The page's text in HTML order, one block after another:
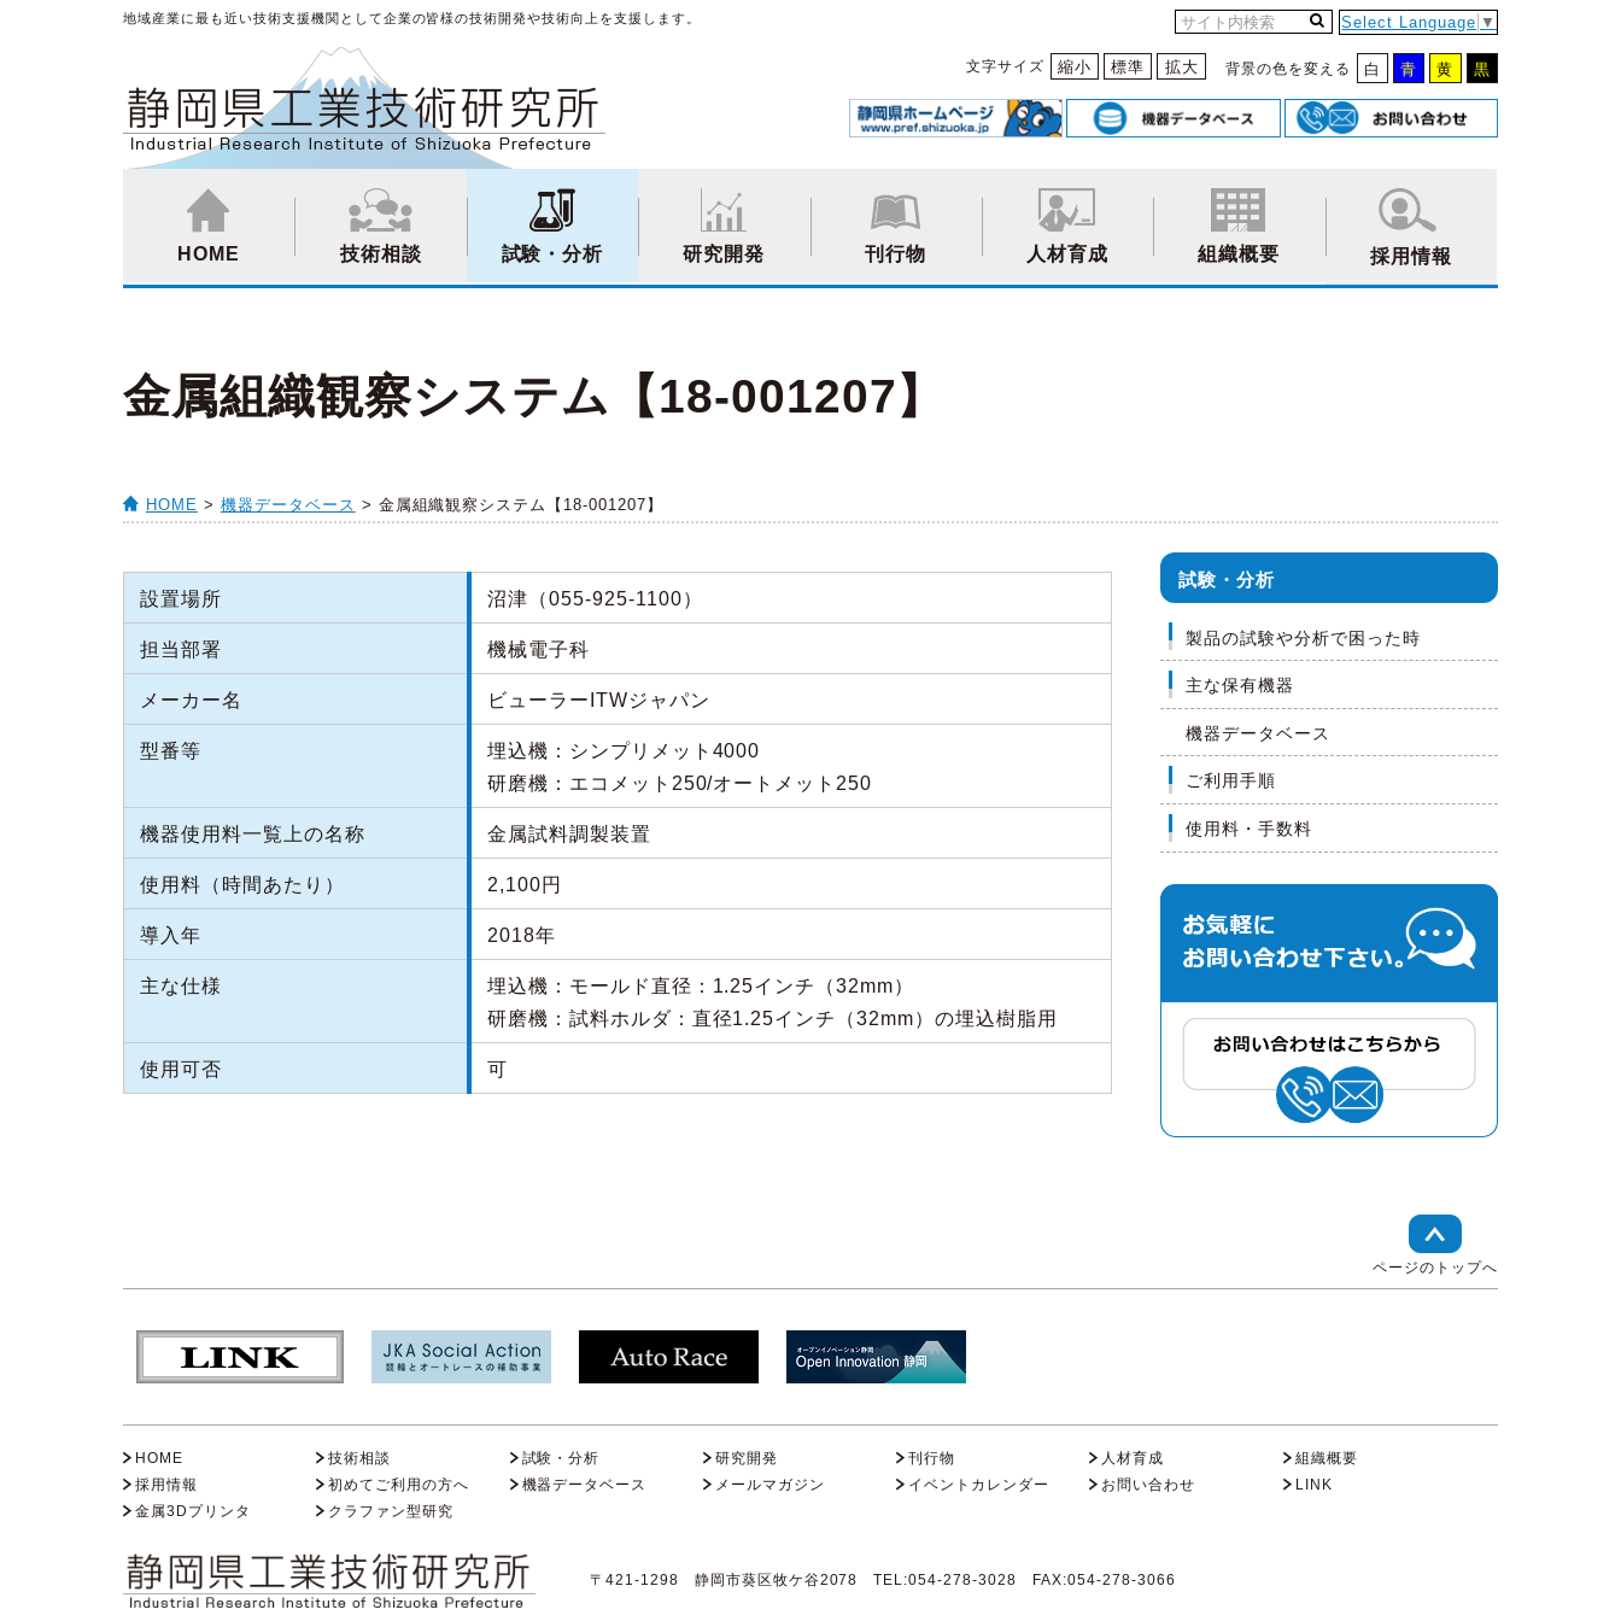
地域産業に最も近い技術支援機関として企業の皆様の技術開発や技術向上を支援します。 Select Language ▼
文字サイズ 縮小 標準 拡大 背景の色を変える 白 青 黄 黒
HOME 技術相談 試験・分析 研究開発 刊行物 人材育成 組織概要 採用情報
金属組織観察システム【18-001207】
HOME > 機器データベース > 金属組織観察システム【18-001207】
設置場所 沼津（055-925-1100）
担当部署 機械電子科
メーカー名 ビューラーITWジャパン
型番等
埋込機：シンプリメット4000
研磨機：エコメット250/オートメット250
機器使用料一覧上の名称 金属試料調製装置
使用料（時間あたり） 2,100円
導入年 2018年
主な仕様
埋込機：モールド直径：1.25インチ（32mm）
研磨機：試料ホルダ：直径1.25インチ（32mm）の埋込樹脂用
使用可否 可
試験・分析
製品の試験や分析で困った時
主な保有機器
機器データベース
ご利用手順
使用料・手数料
ページのトップへ
HOME 技術相談 試験・分析 研究開発 刊行物 人材育成
組織概要
採用情報
初めてご利用の方へ 機器データベース メールマガジン イベントカレンダー お問い合わせ
LINK
金属3Dプリンタ
クラファン型研究
〒421-1298 静岡市葵区牧ケ谷2078 TEL:054-278-3028 FAX:054-278-3066